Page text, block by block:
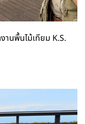
านพื้นไม้เทียม K.S.